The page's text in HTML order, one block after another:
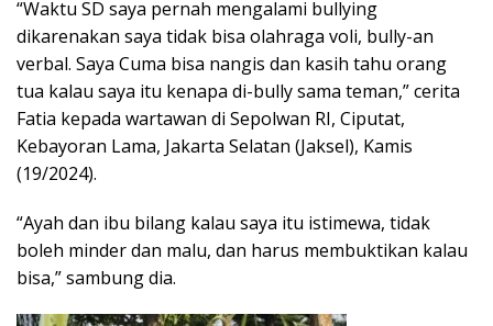
“Waktu SD saya pernah mengalami bullying
dikarenakan saya tidak bisa olahraga voli, bully-an
verbal. Saya Cuma bisa nangis dan kasih tahu orang
tua kalau saya itu kenapa di-bully sama teman,” cerita
Fatia kepada wartawan di Sepolwan RI, Ciputat,
Kebayoran Lama, Jakarta Selatan (Jaksel), Kamis
(19/2024).
“Ayah dan ibu bilang kalau saya itu istimewa, tidak
boleh minder dan malu, dan harus membuktikan kalau
bisa,” sambung dia.